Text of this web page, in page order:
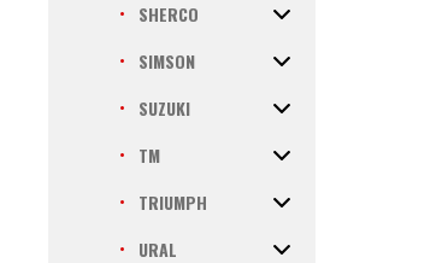
SHERCO
SIMSON
SUZUKI
TM
TRIUMPH
URAL